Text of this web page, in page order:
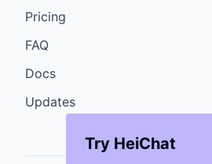
Try HeiChat
Pricing
FAQ
Docs
Updates